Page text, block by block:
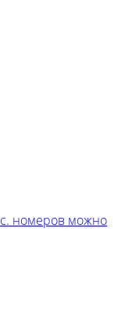
номеров можно